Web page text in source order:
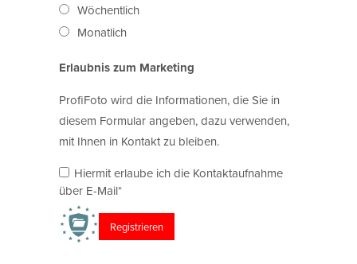
Wöchentlich
Monatlich
Erlaubnis zum Marketing
ProfiFoto wird die Informationen, die Sie in
diesem Formular angeben, dazu verwenden,
mit Ihnen in Kontakt zu bleiben.
Hiermit erlaube ich die Kontaktaufnahme
über E-Mail*